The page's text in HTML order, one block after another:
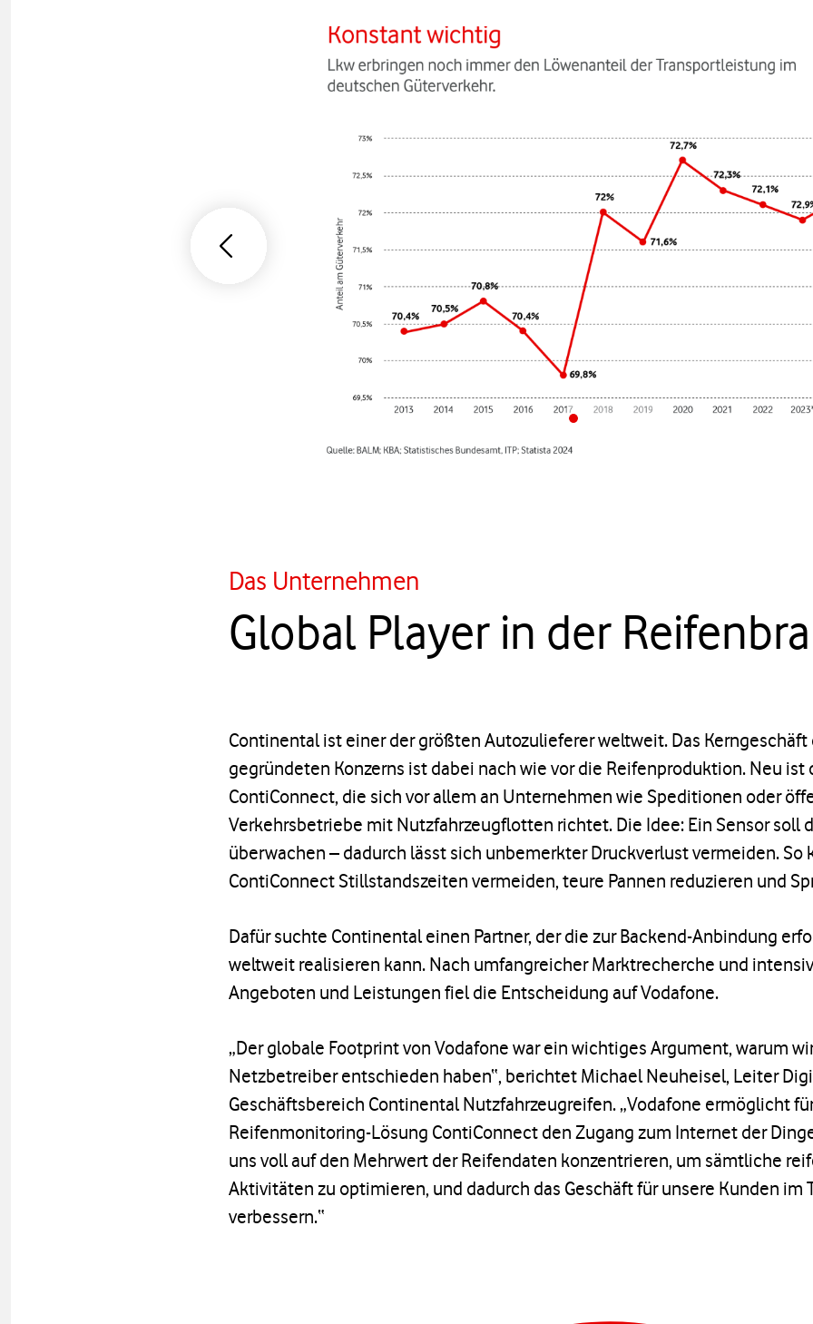
Previous
Das Unternehmen
Global Player in der
Continental ist einer der größten Autozulieferer weltweit. Das Kerngeschäft
gegründeten Konzerns ist dabei nach wie vor die Reifenproduktion. Neu ist
ContiConnect, die sich vor allem an Unternehmen wie Speditionen oder
Verkehrsbetriebe mit Nutzfahrzeugflotten richtet. Die Idee: Ein Sensor soll
überwachen – dadurch lässt sich unbemerkter Druckverlust vermeiden. So
ContiConnect Stillstandszeiten vermeiden, teure Pannen reduzieren und
Dafür suchte Continental einen Partner, der die zur Backend-Anbindung
weltweit realisieren kann. Nach umfangreicher Marktrecherche und
Angeboten und Leistungen fiel die Entscheidung auf Vodafone.
„Der globale Footprint von Vodafone war ein wichtiges Argument, warum
Netzbetreiber entschieden haben“, berichtet Michael Neuheisel, Leiter
Geschäftsbereich Continental Nutzfahrzeugreifen. „Vodafone ermöglicht
Reifenmonitoring-Lösung ContiConnect den Zugang zum Internet der
uns voll auf den Mehrwert der Reifendaten konzentrieren, um sämtliche
Aktivitäten zu optimieren, und dadurch das Geschäft für unsere Kunden im
verbessern.“